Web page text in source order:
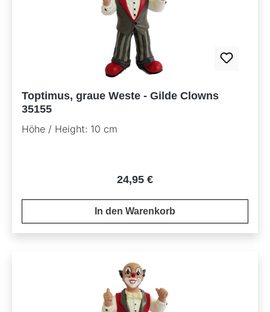
Toptimus, graue Weste - Gilde Clowns
35155
Höhe / Height: 10 cm
Regulärer Preis:
24,95 €
In den Warenkorb